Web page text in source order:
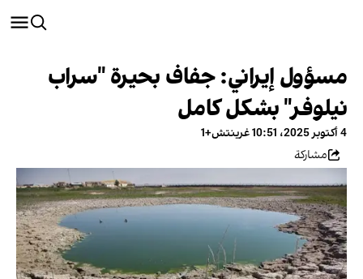
مسؤول إيراني: جفاف بحيرة "سراب
نيلوفر" بشكل كامل
4 أكتوبر 2025، 10:51 غرينتش+1
مشاركة